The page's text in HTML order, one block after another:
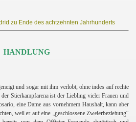
zu Ende des achtzehnten Jahrhunderts
HANDLUNG
und sogar mit ihm verlobt, ohne indes auf rechte
Stierkampfarena ist der Liebling vieler Frauen und
eine Dame aus vornehmem Haushalt, kann aber
weil er auf eine „geschlossene Zweierbeziehung“